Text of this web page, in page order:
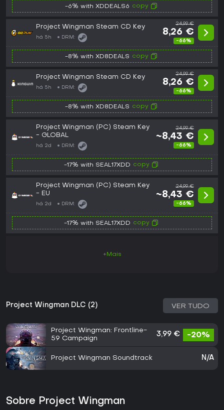
-6% with XDDEALS6 copy
Project Wingman Steam CD Key
há 5h DRM:
24,99 €
8,26 €
-66%
-8% with XD8DEALS copy
Project Wingman Steam CD Key
há 5h DRM:
24,99 €
8,26 €
-66%
-8% with XD8DEALS copy
Project Wingman (PC) Steam Key
- GLOBAL
há 2d DRM:
24,99 €
~8,43 €
-66%
-17% with SEAL17XDD copy
Project Wingman (PC) Steam Key
- EU
há 2d DRM:
24,99 €
~8,43 €
-66%
-17% with SEAL17XDD copy
+Mais
Project Wingman DLC (2) VER TUDO
Project Wingman: Frontline-
59 Campaign
3,99 € -20%
Project Wingman Soundtrack N/A
Sobre Project Wingman